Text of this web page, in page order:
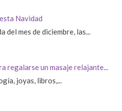
Navidad
del mes de diciembre, las...
regalarse un masaje relajante...
joyas, libros,...